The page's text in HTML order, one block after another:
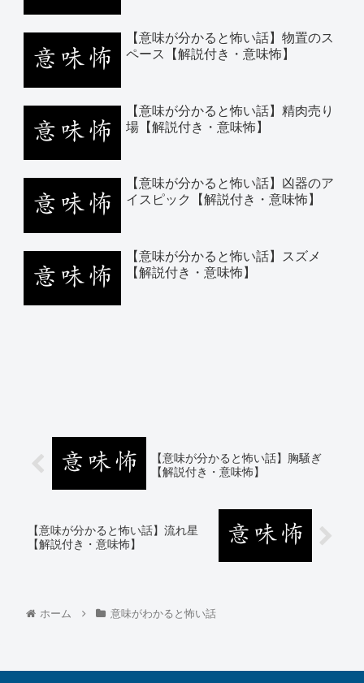
【意味が分かると怖い話】物置のス
ペース【解説付き・意味怖】
【意味が分かると怖い話】精肉売り
場【解説付き・意味怖】
【意味が分かると怖い話】凶器のア
イスピック【解説付き・意味怖】
【意味が分かると怖い話】スズメ
【解説付き・意味怖】
【意味が分かると怖い話】胸騒ぎ
【解説付き・意味怖】
【意味が分かると怖い話】流れ星
【解説付き・意味怖】
ホーム 意味がわかると怖い話